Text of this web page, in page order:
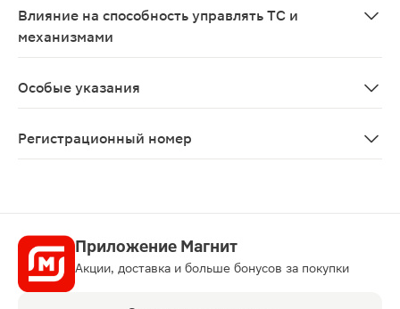
Влияние на способность управлять ТС и
механизмами
Особые указания
Регистрационный номер
Приложение Магнит
Акции, доставка и больше бонусов за покупки